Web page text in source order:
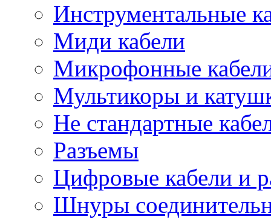
Инструментальные
Миди кабели
Микрофонные
Мультикоры и
Не стандартные
Разъемы
Цифровые кабели и
Шнуры